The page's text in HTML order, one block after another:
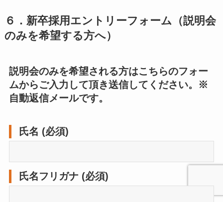
６．新卒採用エントリーフォーム（説明会
のみを希望する方へ）
説明会のみを希望される方はこちらのフォー
ムからご入力して頂き送信してください。※
自動返信メールです。
氏名 (必須)
氏名フリガナ (必須)